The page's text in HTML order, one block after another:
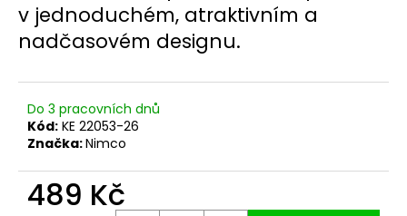
v jednoduchém, atraktivním a
nadčasovém designu.
Do 3 pracovních dnů
Kód: KE 22053-26
Značka:Nimco
489 Kč
p
o
r
č
u
e
m